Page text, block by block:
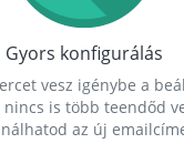
Gyors konfigurálás
vesz igénybe a
nincs is több teendőd
az új